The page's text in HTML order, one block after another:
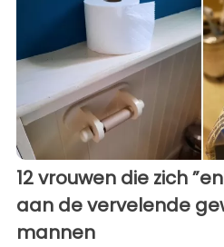
12 vrouwen die zich
aan de vervelende
mannen